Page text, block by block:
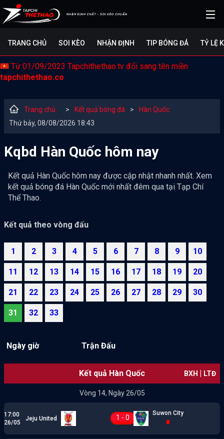
TRANG CHỦ SOI KÈO NHẬN ĐỊNH TIP BÓNG ĐÁ TỶ LỆ
Từ 01/09/2023 Tapchithethao.tv đổi sang tên miền
tapchithethao.co
Trang chủ > Kết quả bóng đá >
Hàn Quốc
Thứ bảy, 08/08/2026 18:43
Kqbd Hàn Quốc hôm nay
Kết quả Hàn Quốc hôm nay được cập nhật nhanh nhất. Xem
kết quả bóng đá Hàn Quốc mới nhất đêm qua tại Tạp Chí
Thể Thao.
Kết quả theo vòng đấu
1 2 3 4 5 6 7 8 9 10
11 12 13 14 15 16 17 18 19 20
21 22 23 24 25 26 27 28 29 30
31 32 33
Ngày giờ Trận Đấu
Kết quả Hàn Quốc BXH | LTĐ
Vòng 14, Ngày 26/05
17:00
26/05
Jeju United 1 - 0
Suwon City